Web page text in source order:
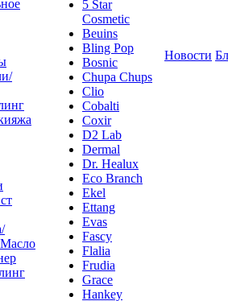
5 Star
Cosmetic
Beuins
Bling Pop
Bosnic
Chupa Chups
Clio
Cobalti
Coxir
D2 Lab
Dermal
Dr. Healux
Eco Branch
Ekel
Ettang
Evas
Fascy
Flalia
Frudia
Grace
Hankey
Новости